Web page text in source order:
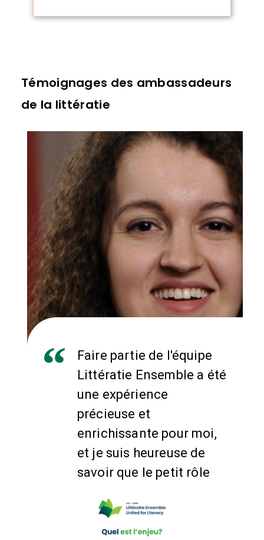
Témoignages des ambassadeurs
de la littératie
Faire partie de l'équipe
Littératie Ensemble a été
une expérience
précieuse et
enrichissante pour moi,
et je suis heureuse de
savoir que le petit rôle
eu un impact
considérable sur la